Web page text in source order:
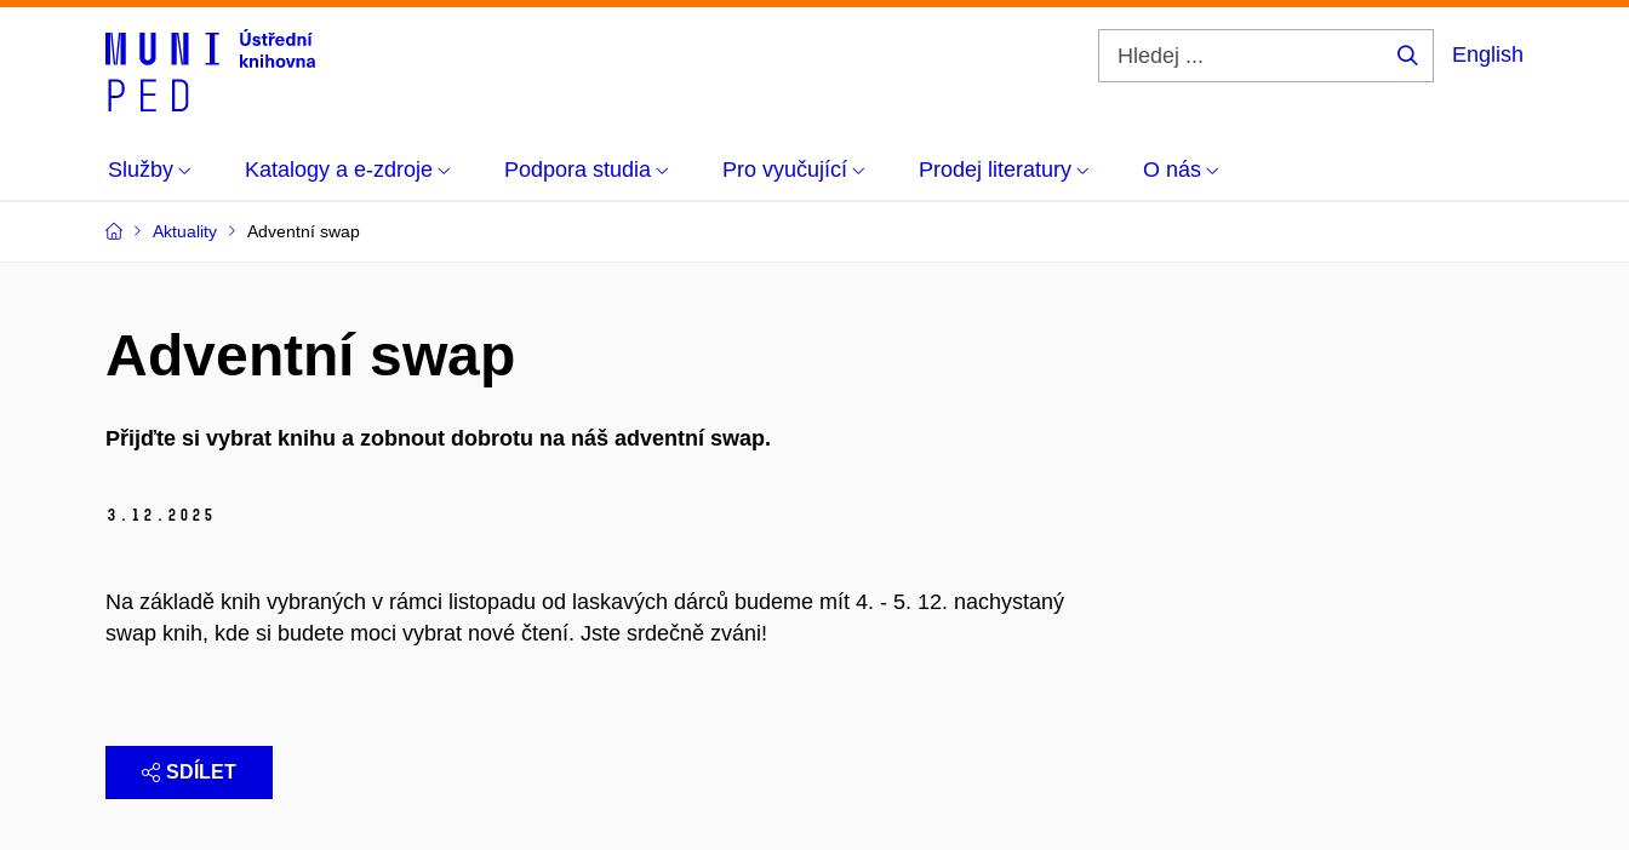
English
Služby Katalogy a e-zdroje Podpora studia Pro vyučující Prodej literatury O nás
Aktuality Adventní swap
Adventní swap
Přijďte si vybrat knihu a zobnout dobrotu na náš adventní swap.
3. 12. 2025
Na základě knih vybraných v rámci listopadu od laskavých dárců budeme mít 4. - 5. 12. nachystaný
swap knih, kde si budete moci vybrat nové čtení. Jste srdečně zváni!
SDÍLET